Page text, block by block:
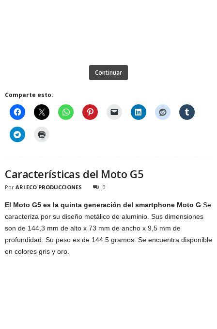
Continuar
Comparte esto:
Características del Moto G5
Por ARLECO PRODUCCIONES 0
El Moto G5 es la quinta generación del smartphone Moto G .Se
caracteriza por su diseño metálico de aluminio. Sus dimensiones
son de 144,3 mm de alto x 73 mm de ancho x 9,5 mm de
profundidad. Su peso es de 144.5 gramos. Se encuentra disponible
en colores gris y oro.